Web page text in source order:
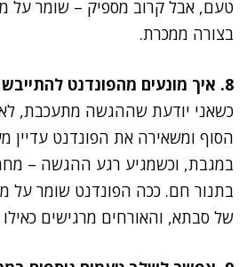
טעם, אבל קרוב מספיק – שומר על
בצורה ממכרת.
8. איך מונעים מהפונדנט להתייבש אם מגישים מאוחר?
כשאני יודעת שההגשה מתעכבת,
הסוף ומשאירה את הפונדנט עדיין
בתנור חם. ככה הפונדנט שומר על
של סבתא, והאורחים מרגישים